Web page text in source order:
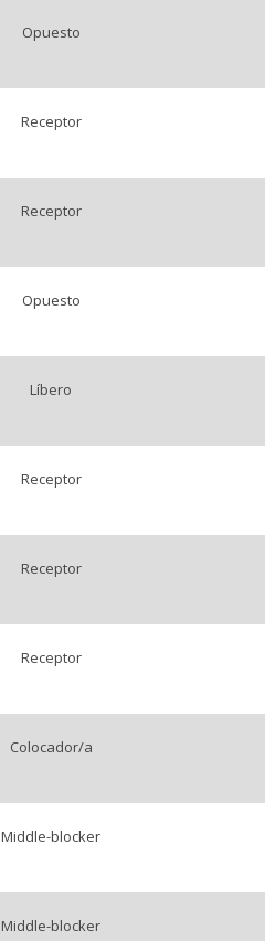
Opuesto
Receptor
Receptor
Opuesto
Líbero
Receptor
Receptor
Receptor
Colocador/a
Middle-blocker
Middle-blocker